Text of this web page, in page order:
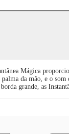
Mágica
da mão, e o
grande, as